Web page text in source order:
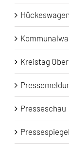
Hückeswagen
Kreistag
Presseschau
Pressespiegel